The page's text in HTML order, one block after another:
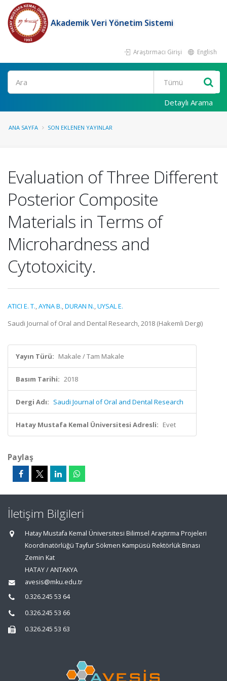
Akademik Veri Yönetim Sistemi
Araştırmacı Girişi English
Ara
Detaylı Arama
ANA SAYFA SON EKLENEN YAYINLAR
Evaluation of Three Different
Posterior Composite
Materials in Terms of
Microhardness and
Cytotoxicity.
ATICI E. T.,AYNA B.,DURAN N.,UYSAL E.
Saudi Journal of Oral and Dental Research, 2018 (Hakemli Dergi)
Yayın Türü: Makale / Tam Makale
Basım Tarihi: 2018
Dergi Adı: Saudi Journal of Oral and Dental Research
Hatay Mustafa Kemal Üniversitesi Adresli: Evet
Paylaş
İletişim Bilgileri
Hatay Mustafa Kemal Üniversitesi Bilimsel Araştırma Projeleri
Koordinatörlüğü Tayfur Sökmen Kampüsü Rektörlük Binası
Zemin Kat
HATAY / ANTAKYA
avesis@mku.edu.tr
0.326.245 53 64
0.326.245 53 66
0.326.245 53 63